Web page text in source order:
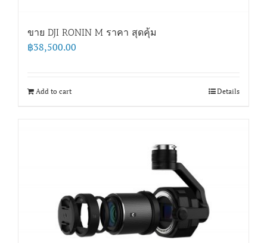
ขาย DJI RONIN M ราคา สุดคุ้ม
฿38,500.00
Add to cart Details